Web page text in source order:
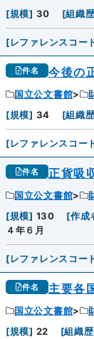
[規模] 30 [組織
[レファレンスコー
件名 今後の
国立公文書館
[規模] 34 [組織
[レファレンスコー
件名 正貨吸
国立公文書館
[規模] 130 [作成
４年６月
[レファレンスコー
件名 主要各
国立公文書館
[規模] 22 [組織